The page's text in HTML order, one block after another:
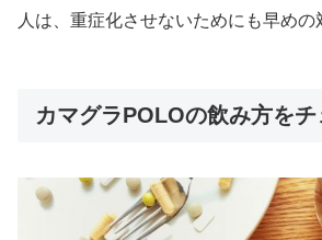
人は、重症化させないためにも早めの
カマグラPOLOの飲み方をチ